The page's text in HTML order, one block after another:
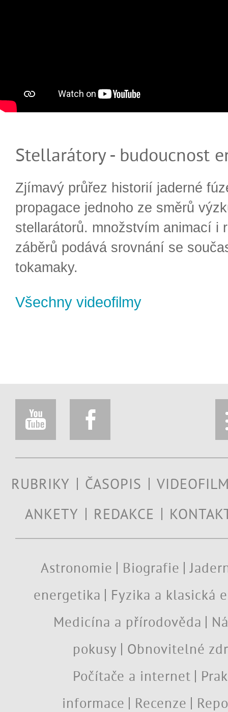
Stellarátory - budoucnost
Zjímavý průřez historií jaderné
propagace jednoho ze směrů
stellarátorů. množstvím animací i
záběrů podává srovnání se
tokamaky.
Všechny videofilmy
RUBRIKY ČASOPIS
ANKETY
REDAKCE
Astronomie Biografie
energetika
Fyzika a klasická
Medicína a přírodověda
pokusy
Obnovitelné
Počítače a internet
informace
Recenze